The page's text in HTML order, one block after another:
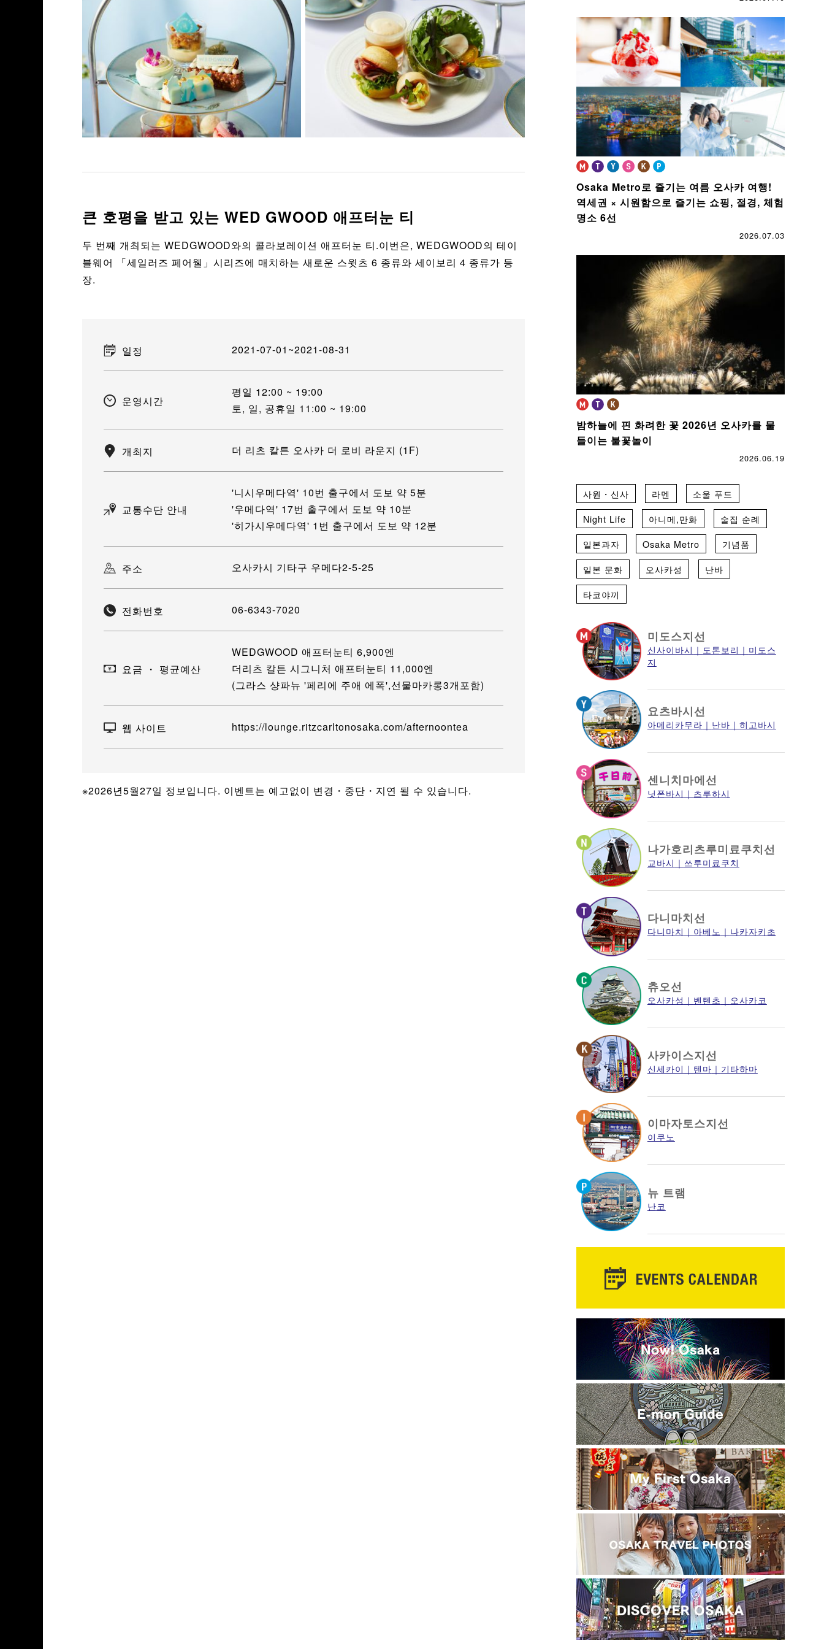
큰 호평을 받고 있는 WED GWOOD 애프터눈 티
두 번째 개최되는 WEDGWOOD와의 콜라보레이션 애프터눈 티.이번은, WEDGWOOD의 테이
블웨어 「세일러즈 페어웰」시리즈에 매치하는 새로운 스윗츠 6 종류와 세이보리 4 종류가 등
장.
일정 2021-07-01~2021-08-31
운영시간
평일 12:00 ~ 19:00
토, 일, 공휴일 11:00 ~ 19:00
개최지 더 리츠 칼튼 오사카 더 로비 라운지 (1F)
교통수단 안내
'니시우메다역' 10번 출구에서 도보 약 5분
'우메다역' 17번 출구에서 도보 약 10분
'히가시우메다역' 1번 출구에서 도보 약 12분
주소 오사카시 기타구 우메다2-5-25
전화번호 06-6343-7020
요금 ・ 평균예산
WEDGWOOD 애프터눈티 6,900엔
더리츠 칼튼 시그니처 애프터눈티 11,000엔
(그라스 샹파뉴 '페리에 주애 에폭',선물마카롱3개포함)
웹 사이트 https://lounge.ritzcarltonosaka.com/afternoontea
※2026년5월27일 정보입니다. 이벤트는 예고없이 변경・중단・지연 될 수 있습니다.
Osaka Metro로 즐기는 여름 오사카 여행!
역세권 × 시원함으로 즐기는 쇼핑, 절경, 체험
명소 6선
2026.07.03
밤하늘에 핀 화려한 꽃2026년 오사카를 물
들이는 불꽃놀이
2026.06.19
사원・신사 라멘
소울 푸드
Night Life
아니메,만화
술집 순례
일본과자
Osaka Metro
기념품
일본 문화
오사카성
난바
타코야끼
미도스지선
신사이바시 도톤보리
미도스
지
요츠바시선
아메리카무라 난바 히고바시
센니치마에선
닛폰바시 츠루하시
나가호리츠루미료쿠치선
교바시 쓰루미료쿠치
다니마치선
다니마치 아베노 나카자키초
츄오선
오사카성 벤텐초 오사카코
사카이스지선
신세카이 텐마 기타하마
이마자토스지선
이쿠노
뉴 트램
난코